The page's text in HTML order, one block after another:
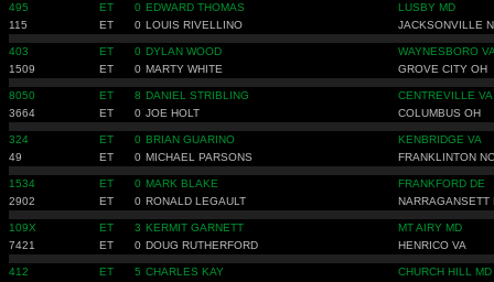
495 ET 0 EDWARD THOMAS
LUSBY MD
115
ET 0 LOUIS RIVELLINO JACKSONVILLE
403 ET 0 DYLAN WOOD
WAYNESBORO
1509
ET 0 MARTY WHITE GROVE CITY OH
8050 ET 8 DANIEL STRIBLING
CENTREVILLE VA
3664
ET 0 JOE HOLT COLUMBUS OH
324 ET 0 BRIAN GUARINO
KENBRIDGE VA
49
ET 0 MICHAEL PARSONS FRANKLINTON NC
1534 ET 0 MARK BLAKE
FRANKFORD DE
2902
ET 0 RONALD LEGAULT NARRAGANSETT
109X ET 3 KERMIT GARNETT
MT AIRY MD
7421
ET 0 DOUG RUTHERFORD HENRICO VA
412 ET 5 CHARLES KAY
CHURCH HILL MD